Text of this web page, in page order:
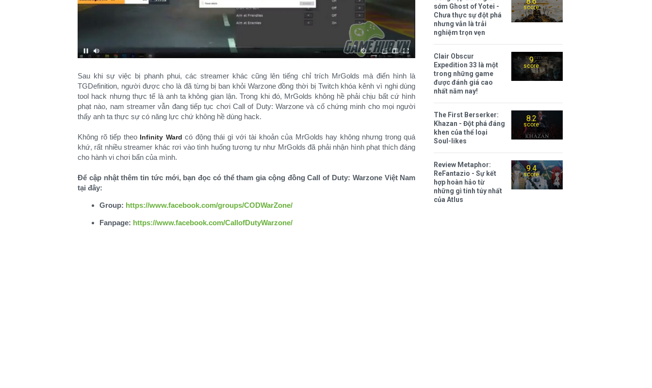
Sau khi sự việc bị phanh phui, các streamer khác cũng lên tiếng chỉ trích MrGolds mà điển hình là
TGDefinition, người được cho là đã từng bị ban khỏi Warzone đồng thời bị Twitch khóa kênh vì nghi dùng
tool hack nhưng thực tế là anh ta không gian lận. Trong khi đó, MrGolds không hề phải chịu bất cứ hình
phạt nào, nam streamer vẫn đang tiếp tục chơi Call of Duty: Warzone và cố chứng minh cho mọi người
thấy anh ta thực sự có năng lực chứ không hề dùng hack.
Không rõ tiếp theo Infinity Ward có động thái gì với tài khoản của MrGolds hay không nhưng trong quá
khứ, rất nhiều streamer khác rơi vào tình huống tương tự như MrGolds đã phải nhận hình phạt thích đáng
cho hành vi chơi bẩn của mình.
Để cập nhật thêm tin tức mới, bạn đọc có thể tham gia cộng đồng Call of Duty: Warzone Việt Nam
tại đây:
Group: https://www.facebook.com/groups/CODWarZone/
Fanpage: https://www.facebook.com/CallofDutyWarzone/
score
sớm Ghost of Yotei -
Chưa thực sự đột phá
nhưng vẫn là trải
nghiệm trọn vẹn
9
score
Clair Obscur
Expedition 33 là một
trong những game
được đánh giá cao
nhất năm nay!
8.2
score
The First Berserker:
Khazan - Đột phá đáng
khen của thể loại
Soul-likes
9.4
score
Review Metaphor:
ReFantazio - Sự kết
hợp hoàn hảo từ
những gì tinh túy nhất
của Atlus